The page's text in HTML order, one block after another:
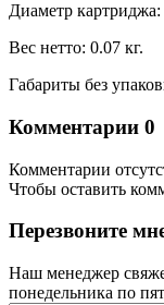
Диаметр
Вес нетто: 0.07 кг.
Габариты без
Комментарии 0
Комментарии
Чтобы оставить
Перезвоните
Наш менеджер
понедельника по